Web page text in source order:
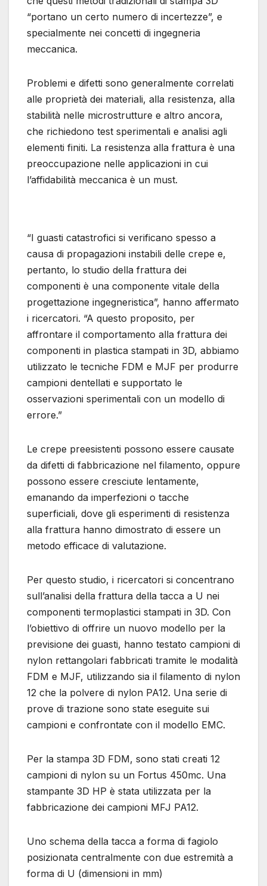
“portano un certo numero di incertezze”, e
specialmente nei concetti di ingegneria
meccanica.
Problemi e difetti sono generalmente correlati
alle proprietà dei materiali, alla resistenza, alla
stabilità nelle microstrutture e altro ancora,
che richiedono test sperimentali e analisi agli
elementi finiti. La resistenza alla frattura è una
preoccupazione nelle applicazioni in cui
l’affidabilità meccanica è un must.
“I guasti catastrofici si verificano spesso a
causa di propagazioni instabili delle crepe e,
pertanto, lo studio della frattura dei
componenti è una componente vitale della
progettazione ingegneristica”, hanno affermato
i ricercatori. “A questo proposito, per
affrontare il comportamento alla frattura dei
componenti in plastica stampati in 3D, abbiamo
utilizzato le tecniche FDM e MJF per produrre
campioni dentellati e supportato le
osservazioni sperimentali con un modello di
errore.”
Le crepe preesistenti possono essere causate
da difetti di fabbricazione nel filamento, oppure
possono essere cresciute lentamente,
emanando da imperfezioni o tacche
superficiali, dove gli esperimenti di resistenza
alla frattura hanno dimostrato di essere un
metodo efficace di valutazione.
Per questo studio, i ricercatori si concentrano
sull’analisi della frattura della tacca a U nei
componenti termoplastici stampati in 3D. Con
l’obiettivo di offrire un nuovo modello per la
previsione dei guasti, hanno testato campioni di
nylon rettangolari fabbricati tramite le modalità
FDM e MJF, utilizzando sia il filamento di nylon
12 che la polvere di nylon PA12. Una serie di
prove di trazione sono state eseguite sui
campioni e confrontate con il modello EMC.
Per la stampa 3D FDM, sono stati creati 12
campioni di nylon su un Fortus 450mc. Una
stampante 3D HP è stata utilizzata per la
fabbricazione dei campioni MFJ PA12.
Uno schema della tacca a forma di fagiolo
posizionata centralmente con due estremità a
forma di U (dimensioni in mm)